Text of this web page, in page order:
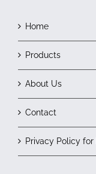
Home
Products
About Us
Contact
Privacy Policy for